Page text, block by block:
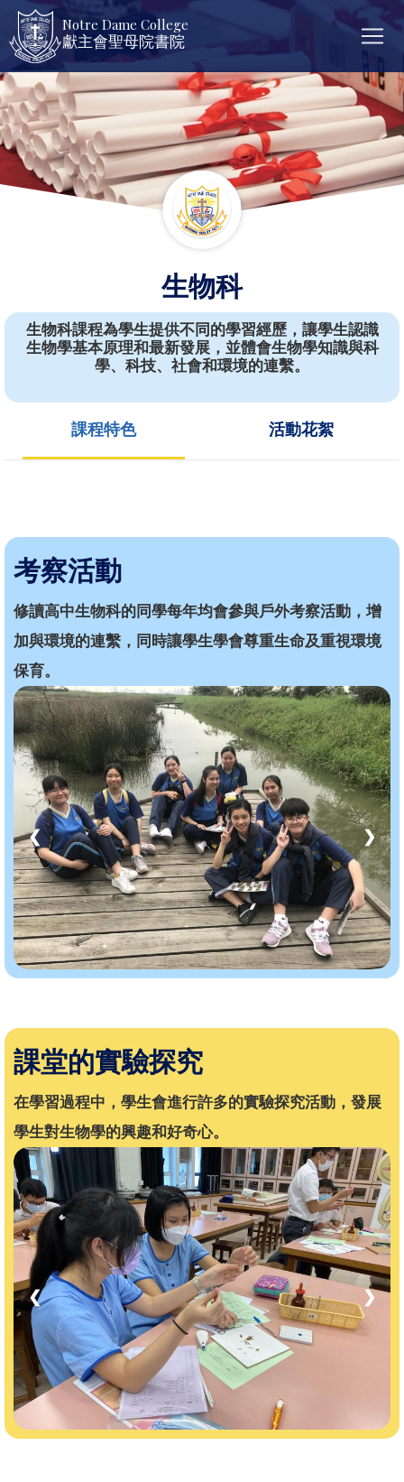
Notre Dame College
獻主會聖母院書院
生物科
生物科課程為學生提供不同的學習經歷，讓學生認識
生物學基本原理和最新發展，並體會生物學知識與科
學、科技、社會和環境的連繫。
課程特色 活動花絮
考察活動
修讀高中生物科的同學每年均會參與戶外考察活動，增
加與環境的連繫，同時讓學生學會尊重生命及重視環境
保育。
❮ ❯
課堂的實驗探究
在學習過程中，學生會進行許多的實驗探究活動，發展
學生對生物學的興趣和好奇心。
❮ ❯